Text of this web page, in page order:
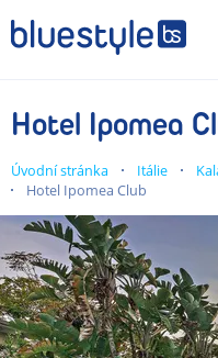
Hotel Ipomea
Úvodní stránka Itálie
Hotel Ipomea Club